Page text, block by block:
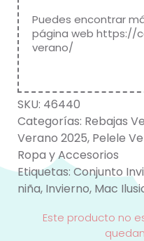
Puedes encontrar
página web https://
verano/
SKU: 46440
Categorías: Rebajas
Verano 2025, Pelele
Ropa y Accesorios
Etiquetas: Conjunto
niña, Invierno, Mac
Este producto no